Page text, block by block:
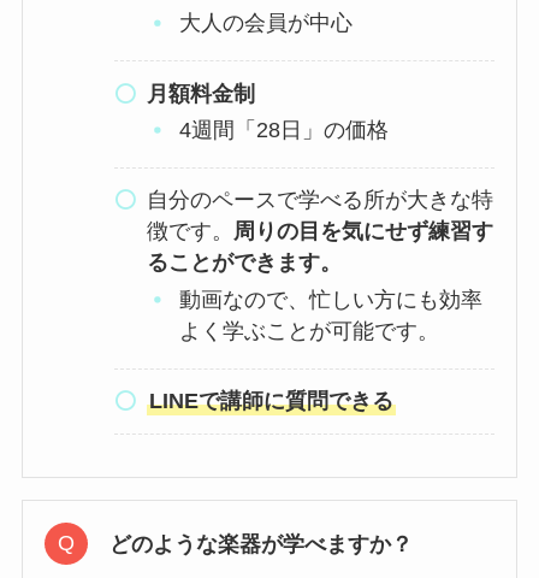
大人の会員が中心
月額料金制
4週間「28日」の価格
自分のペースで学べる所が大きな特
徴です。 周りの目を気にせず練習す
ることができます。
動画なので、忙しい方にも効率
よく学ぶことが可能です。
LINEで講師に質問できる
どのような楽器が学べますか？